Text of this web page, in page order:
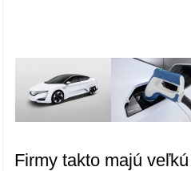
Firmy takto majú